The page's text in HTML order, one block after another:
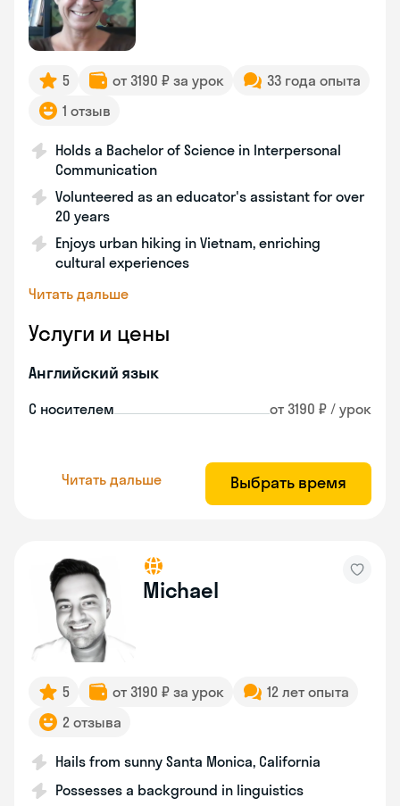
5 от 3190 ₽ за урок
33 года опыта
1 отзыв
Holds a Bachelor of Science in Interpersonal
Communication
Volunteered as an educator's assistant for over
20 years
Enjoys urban hiking in Vietnam, enriching
cultural experiences
Читать дальше
Услуги и цены
Английский язык
С носителем от 3190 ₽ / урок
Читать дальше Выбрать время
Michael
5 от 3190 ₽ за урок
12 лет опыта
2 отзыва
Hails from sunny Santa Monica, California
Possesses a background in linguistics